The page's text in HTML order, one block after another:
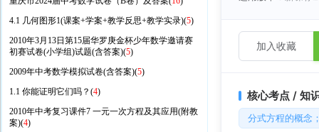
4.1 几何图形1(课案+学案+教学反思+教学实录)(5)
2010年3月13日第15届华罗庚金杯少年数学邀请赛
初赛试卷(小学组)试题(含答案)(5)
2009年中考数学模拟试卷(含答案)(5)
1.1 你能证明它们吗？(4)
2010年中考复习课件7 一元一次方程及其应用(附教
案)(4)
加入收藏
核心考点 / 知
分式方程的概念